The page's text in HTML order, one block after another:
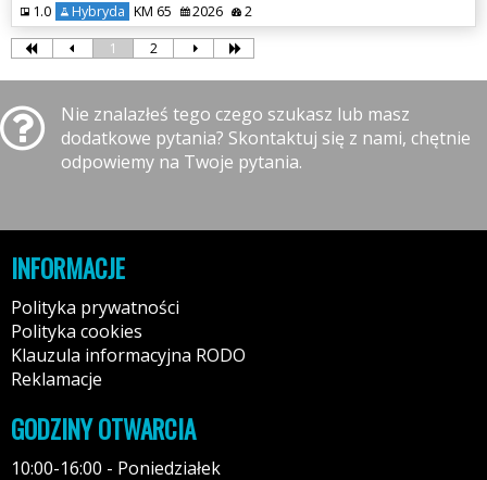
1.0 Hybryda KM 65 2026 2
1 2
Nie znalazłeś tego czego szukasz lub masz
dodatkowe pytania? Skontaktuj się z nami, chętnie
odpowiemy na Twoje pytania.
INFORMACJE
Polityka prywatności
Polityka cookies
Klauzula informacyjna RODO
Reklamacje
GODZINY OTWARCIA
10:00-16:00 - Poniedziałek